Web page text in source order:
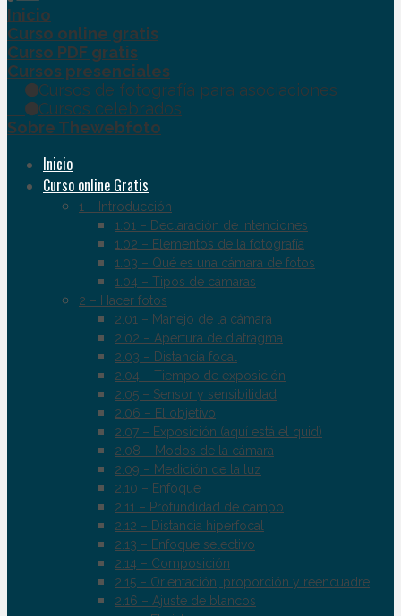
Inicio
Curso online gratis
Curso PDF gratis
Cursos presenciales
Cursos de fotografía para asociaciones
Cursos celebrados
Sobre Thewebfoto
Inicio
Curso online Gratis
1 – Introducción
1.01 – Declaración de intenciones
1.02 – Elementos de la fotografía
1.03 – Qué es una cámara de fotos
1.04 – Tipos de cámaras
2 – Hacer fotos
2.01 – Manejo de la cámara
2.02 – Apertura de diafragma
2.03 – Distancia focal
2.04 – Tiempo de exposición
2.05 – Sensor y sensibilidad
2.06 – El objetivo
2.07 – Exposición (aquí está el quid)
2.08 – Modos de la cámara
2.09 – Medición de la luz
2.10 – Enfoque
2.11 – Profundidad de campo
2.12 – Distancia hiperfocal
2.13 – Enfoque selectivo
2.14 – Composición
2.15 – Orientación, proporción y reencuadre
2.16 – Ajuste de blancos